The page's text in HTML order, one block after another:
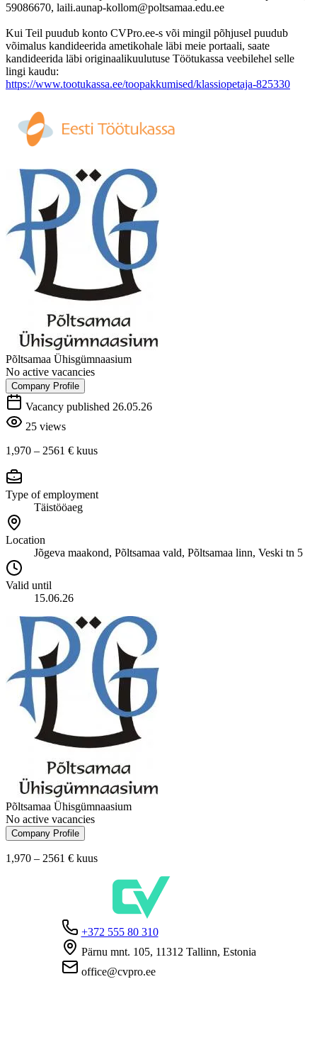
59086670, laili.aunap-kollom@poltsamaa.edu.ee
Kui Teil puudub konto CVPro.ee-s või mingil põhjusel puudub
võimalus kandideerida ametikohale läbi meie portaali, saate
kandideerida läbi originaalikuulutuse Töötukassa veebilehel selle
lingi kaudu:
https://www.tootukassa.ee/toopakkumised/klassiopetaja-825330
Põltsamaa Ühisgümnaasium
No active vacancies
Company Profile
Vacancy published 26.05.26
25 views
1,970 – 2561 € kuus
Type of employment
Täistööaeg
Location
Jõgeva maakond, Põltsamaa vald, Põltsamaa linn, Veski tn 5
Valid until
15.06.26
Põltsamaa Ühisgümnaasium
No active vacancies
Company Profile
1,970 – 2561 € kuus
+372 555 80 310
Pärnu mnt. 105, 11312 Tallinn, Estonia
office@cvpro.ee